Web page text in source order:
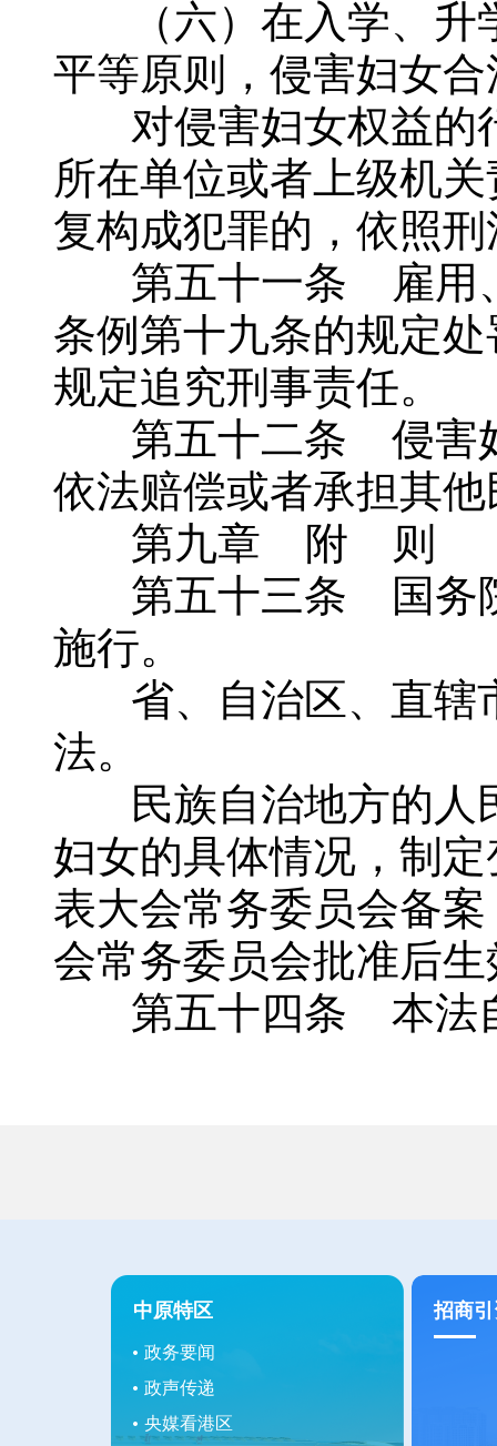
（六）在入学、升
平等原则，侵害妇女
对侵害妇女权益的
所在单位或者上级机
复构成犯罪的，依照
第五十一条 雇用、
条例第十九条的规定
规定追究刑事责任。
第五十二条 侵害妇
依法赔偿或者承担其
第九章 附 则
第五十三条 国务院
施行。
省、自治区、直辖
法。
民族自治地方的人
妇女的具体情况，制
表大会常务委员会备
会常务委员会批准后
第五十四条 本法自
中原特区
政务要闻
政声传递
央媒看港区
招商